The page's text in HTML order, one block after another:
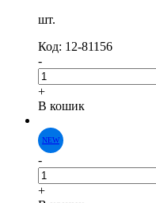
шт.
Код: 12-81156
-
+
В кошик
-
+